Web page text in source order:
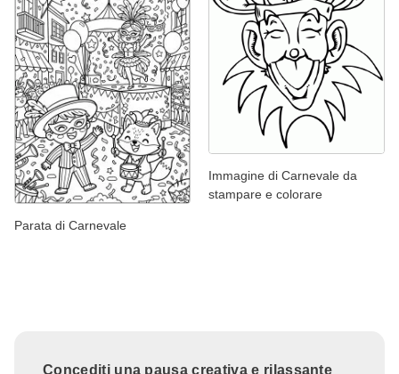
Parata di Carnevale
Immagine di Carnevale da
stampare e colorare
Concediti una pausa creativa e rilassante